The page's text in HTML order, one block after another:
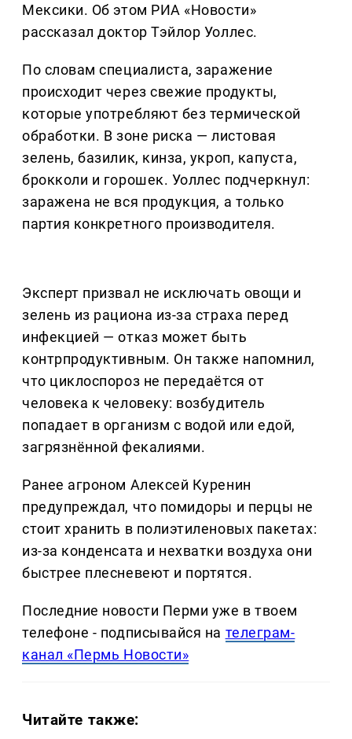
Мексики. Об этом РИА «Новости»
рассказал доктор Тэйлор Уоллес.
По словам специалиста, заражение
происходит через свежие продукты,
которые употребляют без термической
обработки. В зоне риска — листовая
зелень, базилик, кинза, укроп, капуста,
брокколи и горошек. Уоллес подчеркнул:
заражена не вся продукция, а только
партия конкретного производителя.
Эксперт призвал не исключать овощи и
зелень из рациона из-за страха перед
инфекцией — отказ может быть
контрпродуктивным. Он также напомнил,
что циклоспороз не передаётся от
человека к человеку: возбудитель
попадает в организм с водой или едой,
загрязнённой фекалиями.
Ранее агроном Алексей Куренин
предупреждал, что помидоры и перцы не
стоит хранить в полиэтиленовых пакетах:
из-за конденсата и нехватки воздуха они
быстрее плесневеют и портятся.
Последние новости Перми уже в твоем
телефоне - подписывайся на телеграм-
канал «Пермь Новости»
Читайте также: